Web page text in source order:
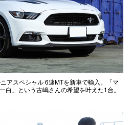
アスペシャル 6速MTを新車で輸入。「マ
白」という古嶋さんの希望を叶えた1台。